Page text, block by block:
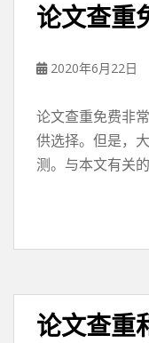
论文查重
2020年6月22日
论文查重免费非
供选择。但是，
测。与本文有关
论文查重